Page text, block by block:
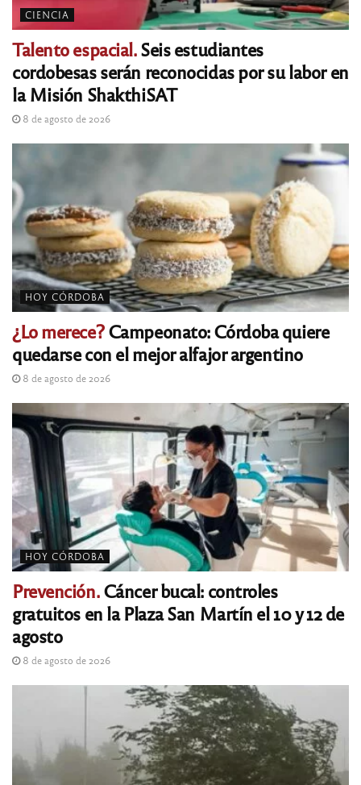
CIENCIA
Talento espacial.Seis estudiantes
cordobesas serán reconocidas por su labor en
la Misión ShakthiSAT
8 de agosto de 2026
HOY CÓRDOBA
¿Lo merece?Campeonato: Córdoba quiere
quedarse con el mejor alfajor argentino
8 de agosto de 2026
HOY CÓRDOBA
Prevención.Cáncer bucal: controles
gratuitos en la Plaza San Martín el 10 y 12 de
agosto
8 de agosto de 2026